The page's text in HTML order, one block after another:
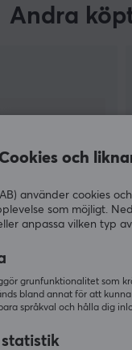
Andra
VISA
Cookies och
använder cookies
som möjligt.
anpassa vilken typ
grunfunktionalitet som
bland annat för att
språkval och hålla dig